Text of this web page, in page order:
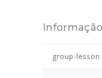
group-lesson